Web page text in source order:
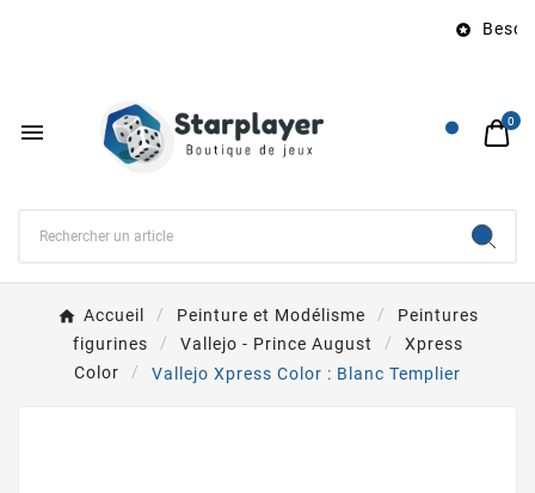
 Besoin
 0
Accueil Peinture et Modélisme
Peintures
figurines
Vallejo - Prince August
Xpress
Color
Vallejo Xpress Color : Blanc Templier